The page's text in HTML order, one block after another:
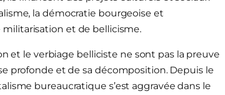
la démocratie bourgeoise et
militarisation et de bellicisme.
et le verbiage belliciste ne sont pas la preuve
profonde et de sa décomposition. Depuis le
bureaucratique s’est aggravée dans le